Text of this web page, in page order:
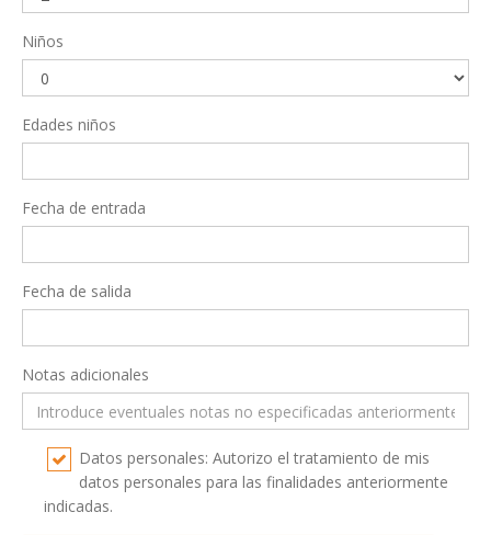
Niños
Edades niños
Fecha de entrada
Fecha de salida
Notas adicionales
Datos personales: Autorizo el tratamiento de mis
datos personales para las finalidades anteriormente
indicadas.